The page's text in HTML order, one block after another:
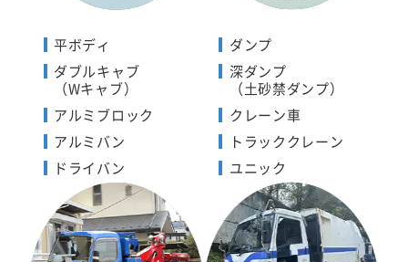
平ボディ
ダブルキャブ
（Wキャブ）
アルミブロック
アルミバン
ドライバン
ダンプ
深ダンプ
（土砂禁ダンプ）
クレーン車
トラッククレーン
ユニック